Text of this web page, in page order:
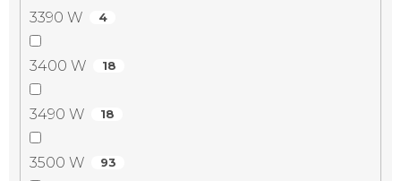
3390 W 4
3400 W 18
3490 W 18
3500 W 93